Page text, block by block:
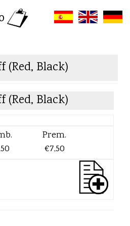
(Red, Black)
(Red, Black)
Prem.
€7,50